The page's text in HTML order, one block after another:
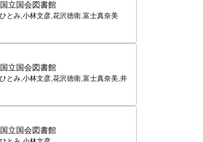
国立国会図書館
とみ,小林文彦,花沢徳衛,富士真奈美
国立国会図書館
とみ,小林文彦,花沢徳衛,富士真奈美,井
国立国会図書館